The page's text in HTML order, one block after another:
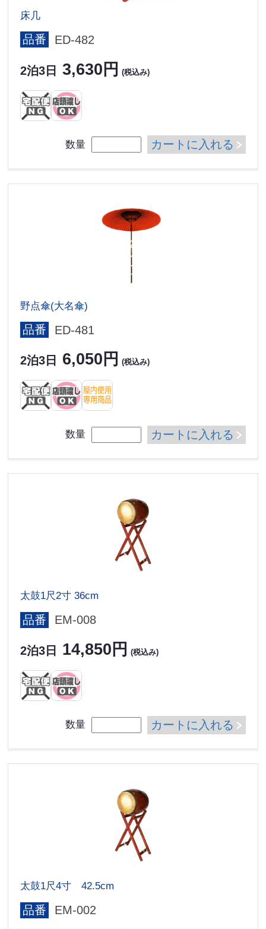
床几
品番 ED-482
2泊3日 3,630円 (税込み)
数量 カートに入れる
野点傘(大名傘)
品番 ED-481
2泊3日 6,050円 (税込み)
数量 カートに入れる
太鼓1尺2寸 36cm
品番 EM-008
2泊3日 14,850円 (税込み)
数量 カートに入れる
太鼓1尺4寸 42.5cm
品番 EM-002